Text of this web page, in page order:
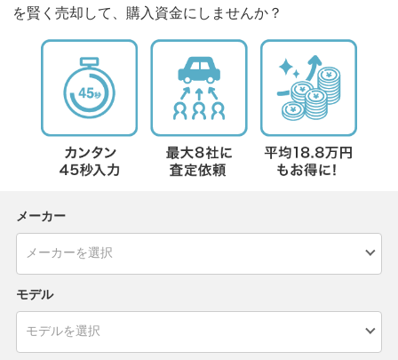
を賢く売却して、購入資金にしませんか？
メーカー
モデル